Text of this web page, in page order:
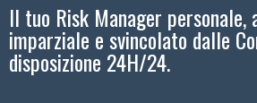
Il tuo Risk Manager personale,
imparziale e svincolato dalle
disposizione 24H/24.